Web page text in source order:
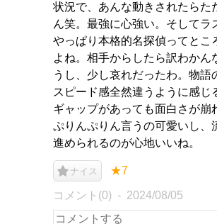
状況で、あんな動きされたらた
ん笑。最強に心強い。そしてラ
やっぱり本格的名探偵ってとこ
よね。相手からしたら訳わかん
うし、少し哀れだったわ。物語
スピード感全然違うように感じ
ギャップがあっても面白さが崩
ぷりんぷりん言うの可愛いし、
進められるのが心地いいね。
ナイス ★7
コメント(0) 2024/08/05